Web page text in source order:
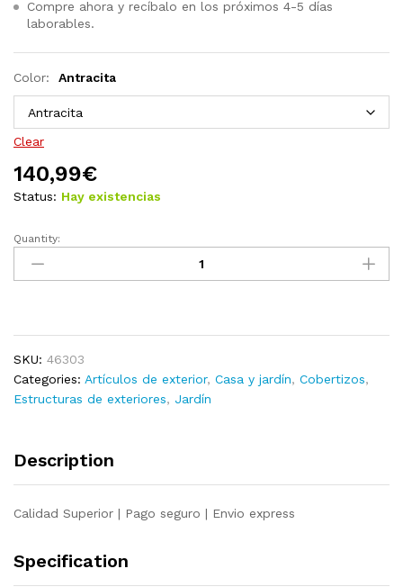
Compre ahora y recíbalo en los próximos 4-5 días
laborables.
Color: Antracita
Clear
140,99€
Status: Hay existencias
Cobertizo
jardín
107,5x46x183cm
quantity
Quantity:
SKU: 46303
Categories: Artículos de exterior, Casa y jardín, Cobertizos,
Estructuras de exteriores, Jardín
Description
Calidad Superior | Pago seguro | Envio express
Specification